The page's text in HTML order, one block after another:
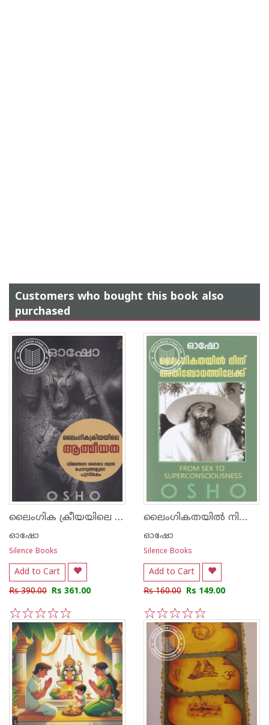
Customers who bought this book also
purchased
ലൈംഗിക ക്രീയയിലെ ആത്മീയത
ഓഷോ
Silence Books
Add to Cart
Rs 390.00 Rs 361.00
5
4
3
2
1
ലൈംഗികതയില്‍ നിന്നു അതിബോധനത്തിലേക്ക്
ഓഷോ
Silence Books
Add to Cart
Rs 160.00 Rs 149.00
5
4
3
2
1